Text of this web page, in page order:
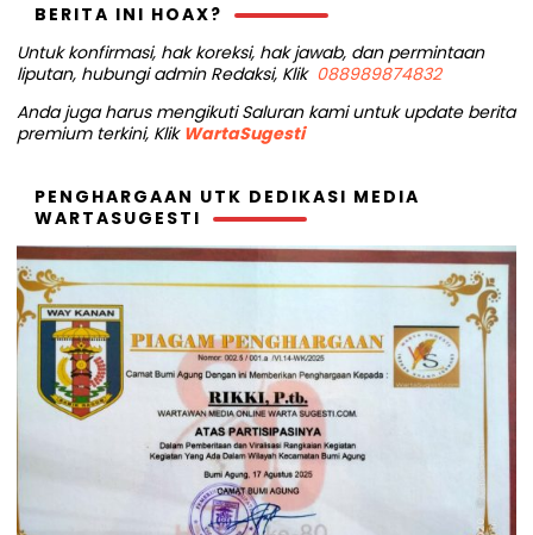
BERITA INI HOAX?
Untuk konfirmasi, hak koreksi, hak jawab, dan permintaan
liputan, hubungi admin Redaksi, Klik 088989874832
Anda juga harus mengikuti Saluran kami untuk update berita
premium terkini, Klik WartaSugesti
PENGHARGAAN UTK DEDIKASI MEDIA
WARTASUGESTI